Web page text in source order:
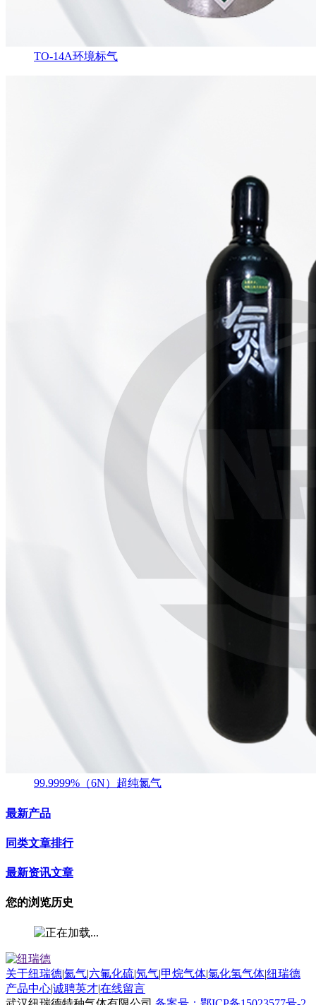
TO-14A环境标气
99.9999%（6N）超纯氮气
最新产品
同类文章排行
最新资讯文章
您的浏览历史
关于纽瑞德|氦气|六氟化硫|氖气|甲烷气体|氯化氢气体|纽瑞德
产品中心|诚聘英才|在线留言